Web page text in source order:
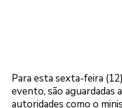
Para esta sexta-feira
evento, são aguardadas
autoridades como o